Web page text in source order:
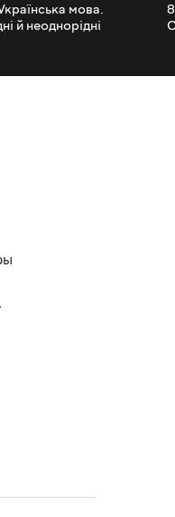
мова.
й неоднорідні